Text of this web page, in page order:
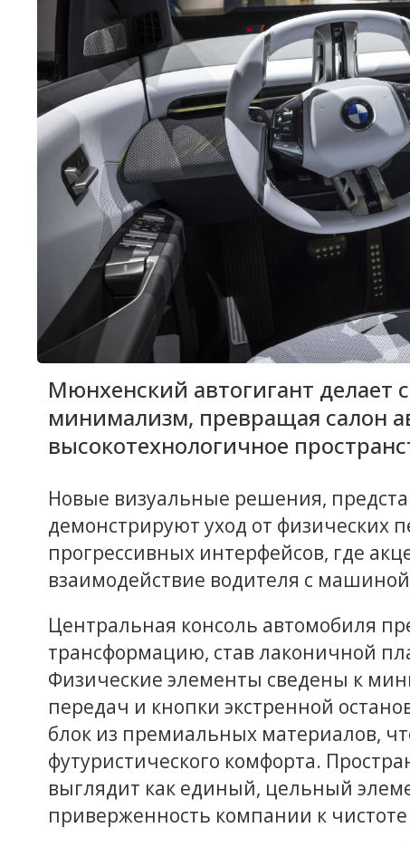
Мюнхенский автогигант делает
минимализм, превращая салон
высокотехнологичное
Новые визуальные решения,
демонстрируют уход от физических
прогрессивных интерфейсов, где
взаимодействие водителя с
Центральная консоль автомобиля
трансформацию, став лаконичной
Физические элементы сведены к
передач и кнопки экстренной
блок из премиальных материалов,
футуристического комфорта.
выглядит как единый, цельный
приверженность компании к